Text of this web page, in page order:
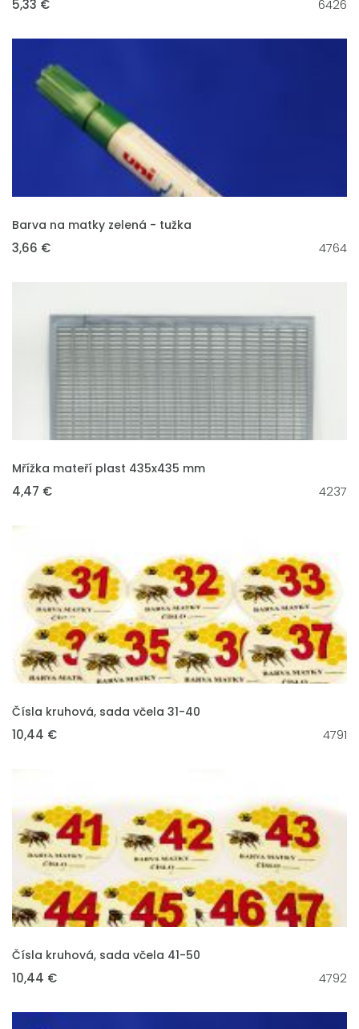
5,33 € 6426
VLOŽIT DO KOŠÍKU
Barva na matky zelená - tužka
3,66 € 4764
VLOŽIT DO KOŠÍKU
Mřížka mateří plast 435x435 mm
4,47 € 4237
VLOŽIT DO KOŠÍKU
Čísla kruhová, sada včela 31-40
10,44 € 4791
VLOŽIT DO KOŠÍKU
Čísla kruhová, sada včela 41-50
10,44 € 4792